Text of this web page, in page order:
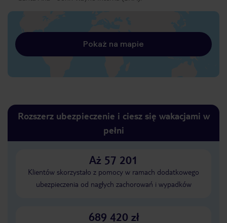
Pokaż na mapie
Rozszerz ubezpieczenie i ciesz się wakacjami w
pełni
Aż 57 201
Klientów skorzystało z pomocy w ramach dodatkowego
ubezpieczenia od nagłych zachorowań i wypadków
689 420 zł